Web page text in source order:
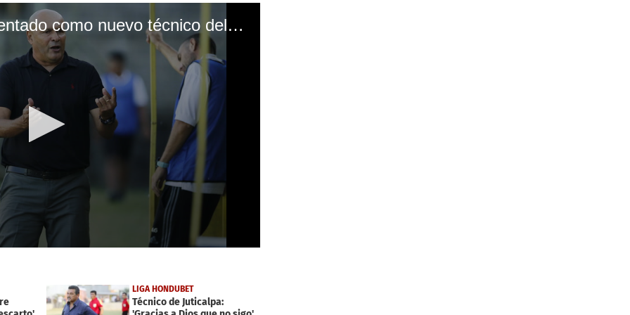
Wilmer Cruz fue presentado como nuevo técnico del Juticalpa
LIGA HONDUBET
Técnico de Juticalpa: